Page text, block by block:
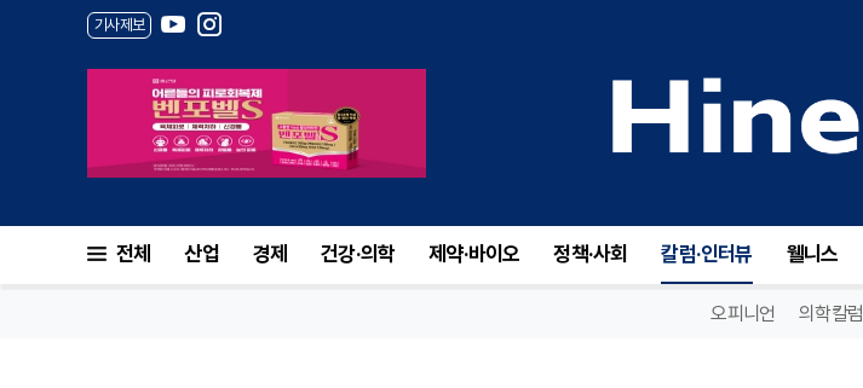
기사제보
전체 산업 경제 건강·의학 제약·바이오 정책·사회 칼럼·인터뷰 웰니스
오피니언 의학칼럼